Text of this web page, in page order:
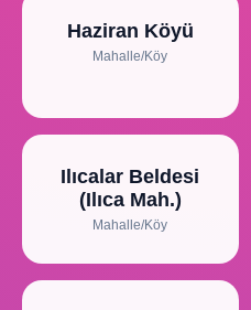
Haziran Köyü
Mahalle/Köy
Ilıcalar Beldesi
(Ilıca Mah.)
Mahalle/Köy